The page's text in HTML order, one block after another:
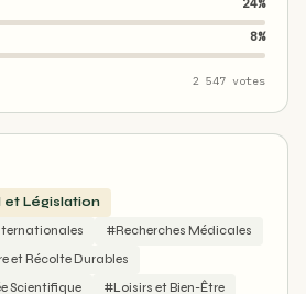
24%
8%
2 547 votes
et Législation
#Recherches Médicales
et Récolte Durables
Scientifique
#Loisirs et Bien-Être